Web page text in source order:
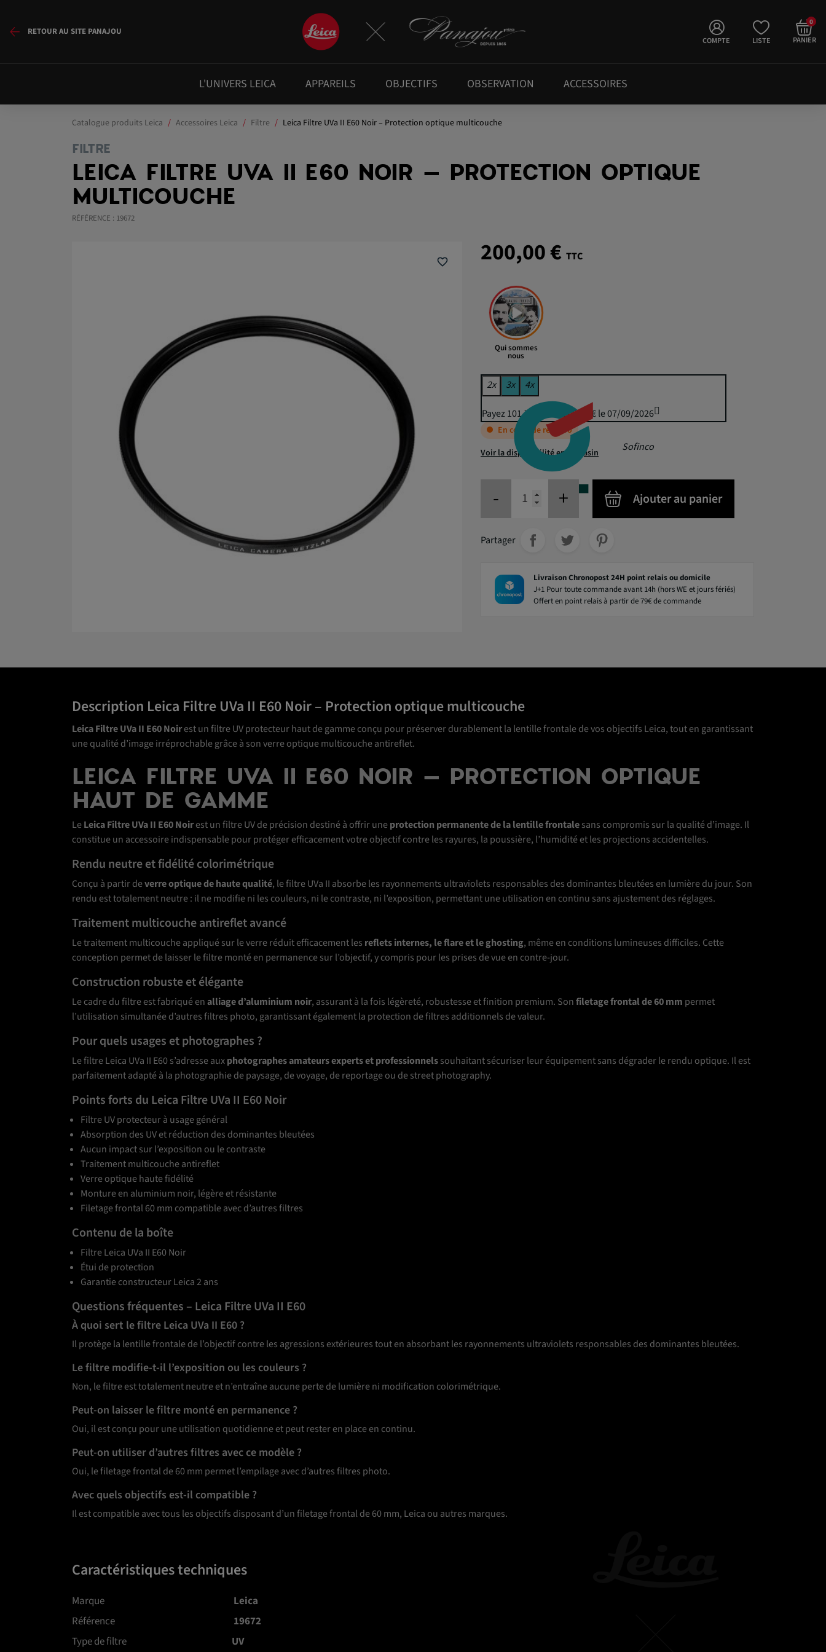
RETOUR AU SITE PANAJOU
LISTE
COMPTE PANIER
0
L'UNIVERS LEICA APPAREILS OBJECTIFS OBSERVATION ACCESSOIRES
Catalogue produits Leica Accessoires Leica Filtre Leica Filtre UVa II E60 Noir – Protection optique multicouche
FILTRE
LEICA FILTRE UVA II E60 NOIR – PROTECTION OPTIQUE
MULTICOUCHE
RÉFÉRENCE : 19672
favorite_border 200,00 € TTC
Qui sommes
nous
Sofinco
2x 3x 4x
Payez 101,72 € puis 100,00 € le 07/09/2026
En cours de réappro
Voir la disponibilité en magasin
- + Ajouter au panier
Partager
Livraison Chronopost 24H point relais ou domicile
J+1 Pour toute commande avant 14h (hors WE et jours fériés)
Offert en point relais à partir de 79€ de commande
Description Leica Filtre UVa II E60 Noir – Protection optique multicouche
Leica Filtre UVa II E60 Noirest un filtre UV protecteur haut de gamme conçu pour préserver durablement la lentille frontale de vos objectifs Leica, tout en garantissant
une qualité d’image irréprochable grâce à son verre optique multicouche antireflet.
LEICA FILTRE UVA II E60 NOIR – PROTECTION OPTIQUE
HAUT DE GAMME
LeLeica Filtre UVa II E60 Noirest un filtre UV de précision destiné à offrir uneprotection permanente de la lentille frontalesans compromis sur la qualité d’image. Il
constitue un accessoire indispensable pour protéger efficacement votre objectif contre les rayures, la poussière, l’humidité et les projections accidentelles.
Rendu neutre et fidélité colorimétrique
Conçu à partir deverre optique de haute qualité, le filtre UVa II absorbe les rayonnements ultraviolets responsables des dominantes bleutées en lumière du jour. Son
rendu est totalement neutre : il ne modifie ni les couleurs, ni le contraste, ni l’exposition, permettant une utilisation en continu sans ajustement des réglages.
Traitement multicouche antireflet avancé
Le traitement multicouche appliqué sur le verre réduit efficacement les reflets internes, le flare et le ghosting, même en conditions lumineuses difficiles. Cette
conception permet de laisser le filtre monté en permanence sur l’objectif, y compris pour les prises de vue en contre-jour.
Construction robuste et élégante
Le cadre du filtre est fabriqué enalliage d’aluminium noir, assurant à la fois légèreté, robustesse et finition premium. Sonfiletage frontal de 60 mm permet
l’utilisation simultanée d’autres filtres photo, garantissant également la protection de filtres additionnels de valeur.
Pour quels usages et photographes ?
Le filtre Leica UVa II E60 s’adresse auxphotographes amateurs experts et professionnelssouhaitant sécuriser leur équipement sans dégrader le rendu optique. Il est
parfaitement adapté à la photographie de paysage, de voyage, de reportage ou de street photography.
Points forts du Leica Filtre UVa II E60 Noir
Filtre UV protecteur à usage général
Absorption des UV et réduction des dominantes bleutées
Aucun impact sur l’exposition ou le contraste
Traitement multicouche antireflet
Verre optique haute fidélité
Monture en aluminium noir, légère et résistante
Filetage frontal 60 mm compatible avec d’autres filtres
Contenu de la boîte
Filtre Leica UVa II E60 Noir
Étui de protection
Garantie constructeur Leica 2 ans
Questions fréquentes – Leica Filtre UVa II E60
À quoi sert le filtre Leica UVa II E60 ?
Il protège la lentille frontale de l’objectif contre les agressions extérieures tout en absorbant les rayonnements ultraviolets responsables des dominantes bleutées.
Le filtre modifie-t-il l’exposition ou les couleurs ?
Non, le filtre est totalement neutre et n’entraîne aucune perte de lumière ni modification colorimétrique.
Peut-on laisser le filtre monté en permanence ?
Oui, il est conçu pour une utilisation quotidienne et peut rester en place en continu.
Peut-on utiliser d’autres filtres avec ce modèle ?
Oui, le filetage frontal de 60 mm permet l’empilage avec d’autres filtres photo.
Avec quels objectifs est-il compatible ?
Il est compatible avec tous les objectifs disposant d’un filetage frontal de 60 mm, Leica ou autres marques.
Caractéristiques techniques
Marque
Leica
Référence
19672
Type de filtre
UV